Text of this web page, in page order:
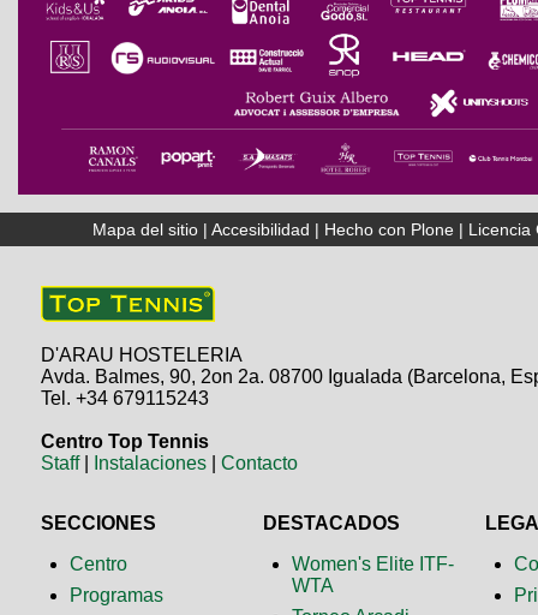
Mapa del sitio |Accesibilidad | Hecho con Plone | Licencia
D'ARAU HOSTELERIA
Avda. Balmes, 90, 2on 2a. 08700 Igualada (Barcelona,
Tel. +34 679115243
Centro Top Tennis
Staff| Instalaciones |Contacto
SECCIONES
Centro
Programas
DESTACADOS
Women's Elite ITF-
WTA